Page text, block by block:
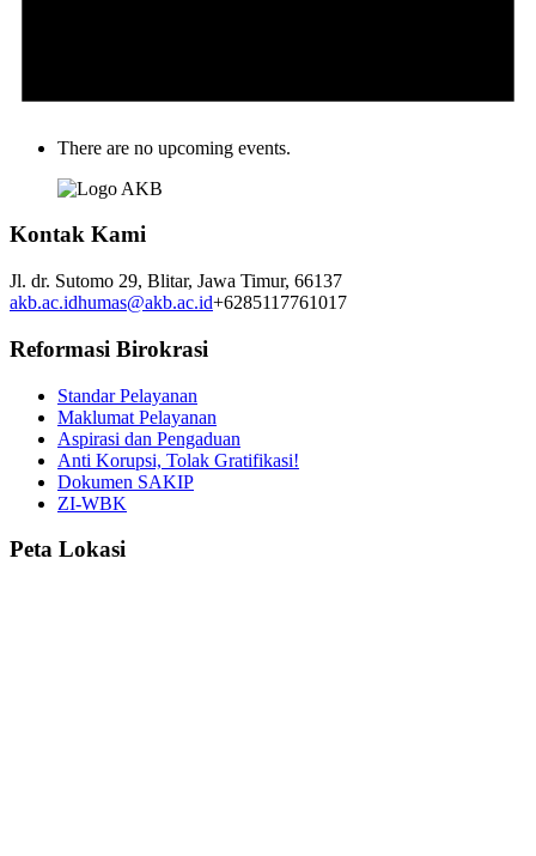
There are no upcoming events.
Kontak Kami
Jl. dr. Sutomo 29, Blitar, Jawa Timur, 66137
akb.ac.idhumas@akb.ac.id+6285117761017
Reformasi Birokrasi
Standar Pelayanan
Maklumat Pelayanan
Aspirasi dan Pengaduan
Anti Korupsi, Tolak Gratifikasi!
Dokumen SAKIP
ZI-WBK
Peta Lokasi